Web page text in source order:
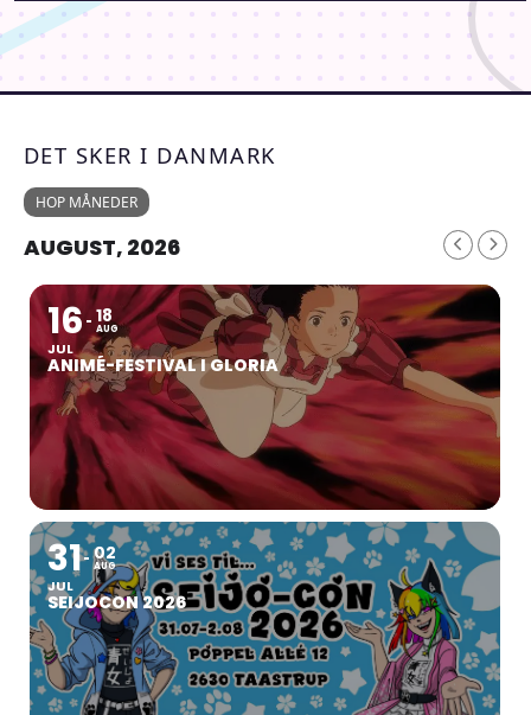
DET SKER I DANMARK
HOP MÅNEDER
AUGUST, 2026
16
JUL
18
AUG
ANIMÉ-FESTIVAL I GLORIA
31
JUL
02
AUG
SEIJOCON 2026